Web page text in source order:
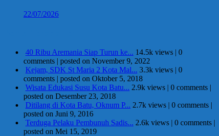
22/07/2026
40 Ribu Aremania Siap Turun ke... 14.5k views | 0
comments | posted on November 9, 2022
Kejam, SDK St Maria 2 Kota Mal... 3.3k views | 0
comments | posted on Oktober 5, 2018
Wisata Edukasi Susu Kota Batu... 2.9k views | 0 comments |
posted on Desember 23, 2018
Ditilang di Kota Batu, Oknum P... 2.7k views | 0 comments |
posted on Juni 9, 2016
Terduga Pelaku Pembunuh Sadis... 2.6k views | 0 comments |
posted on Mei 15, 2019